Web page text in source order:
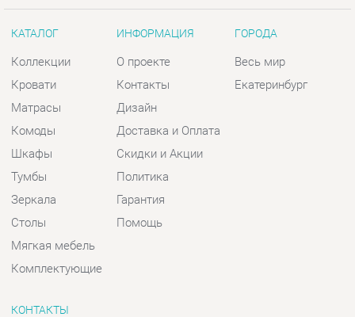
Кровати
Матрасы
Комоды
Шкафы
Тумбы
Зеркала
Столы
Мягкая мебель
Контакты
Дизайн
Доставка и Оплата
Скидки и Акции
Политика
Гарантия
Помощь
Екатеринбург
КОНТАКТЫ
Адрес: г. Екатеринбург, пер.